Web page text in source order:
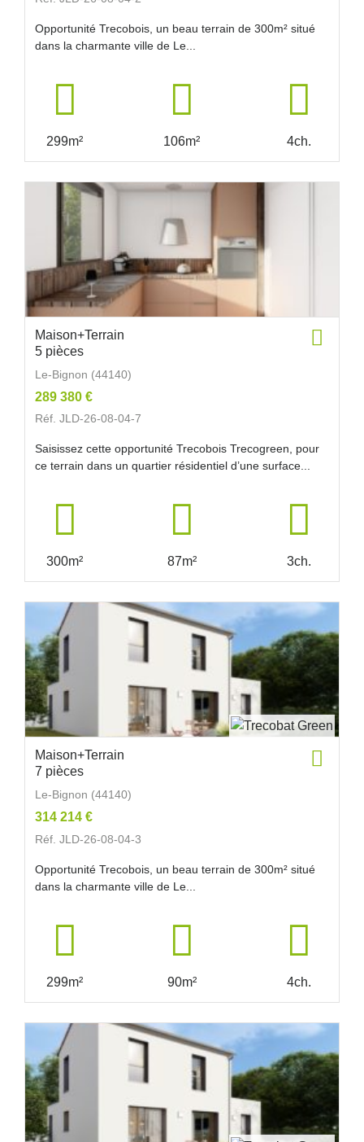
Opportunité Trecobois, un beau terrain de 300m² situé
dans la charmante ville de Le...
299m² 106m² 4ch.
Maison+Terrain
5 pièces
Le-Bignon (44140)
289 380 €
Réf. JLD-26-08-04-7
Saisissez cette opportunité Trecobois Trecogreen, pour
ce terrain dans un quartier résidentiel d’une surface...
300m² 87m² 3ch.
Maison+Terrain
7 pièces
Le-Bignon (44140)
314 214 €
Réf. JLD-26-08-04-3
Opportunité Trecobois, un beau terrain de 300m² situé
dans la charmante ville de Le...
299m² 90m² 4ch.